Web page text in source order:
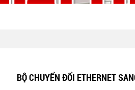
BỘ CHUYỂN ĐỔI ETHERNET